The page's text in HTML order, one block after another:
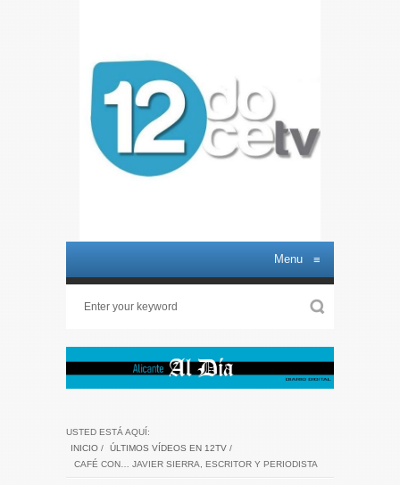
Menu ≡
USTED ESTÁ AQUÍ:
INICIO / ÚLTIMOS VÍDEOS EN 12TV /
CAFÉ CON… JAVIER SIERRA, ESCRITOR Y PERIODISTA